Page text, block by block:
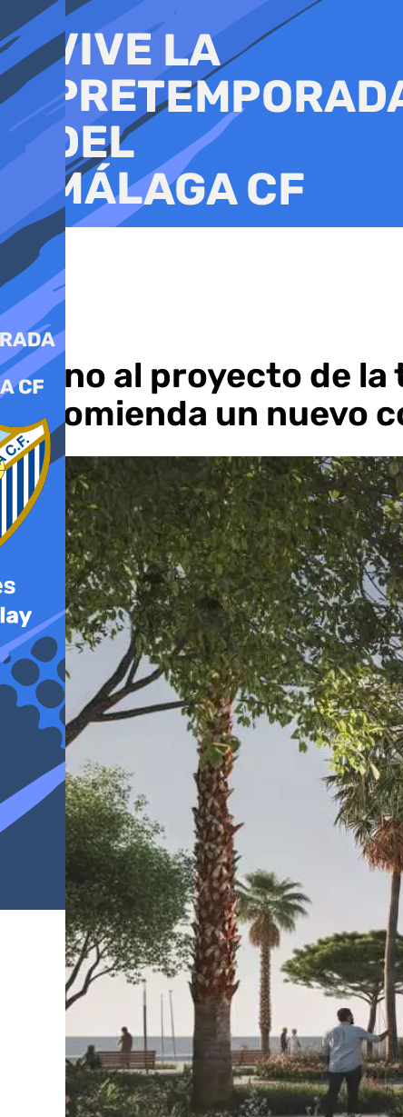
al
contenido
Freno al proyecto de
recomienda un nuevo